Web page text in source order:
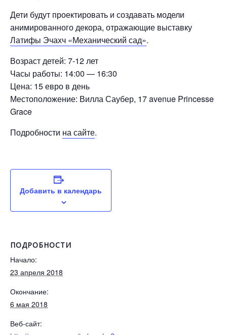
Дети будут проектировать и создавать модели
анимированного декора, отражающие выставку
Латифы Эчахч «Механический сад».
Возраст детей: 7-12 лет
Часы работы: 14:00 — 16:30
Цена: 15 евро в день
Местоположение: Вилла Саубер, 17 avenue Princesse
Grace
Подробности на сайте.
Добавить в календарь
ПОДРОБНОСТИ
Начало:
23 апреля 2018
Окончание:
6 мая 2018
Веб-сайт: